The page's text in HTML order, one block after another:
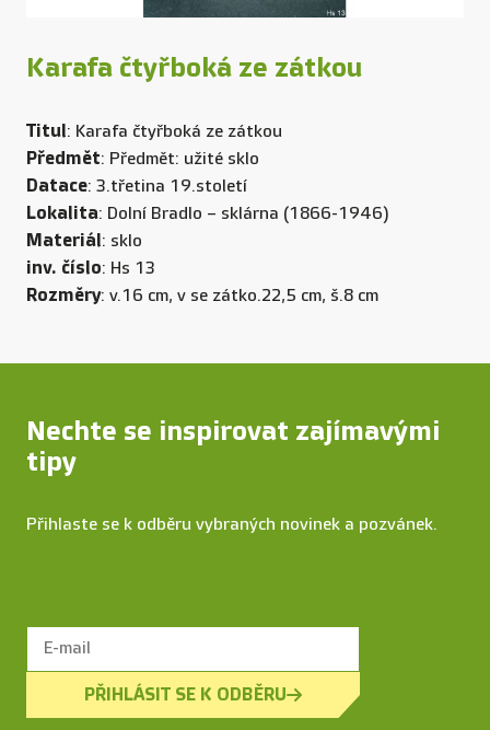
Karafa čtyřboká ze zátkou
Titul: Karafa čtyřboká ze zátkou
Předmět: Předmět: užité sklo
Datace: 3.třetina 19.století
Lokalita: Dolní Bradlo – sklárna (1866-1946)
Materiál: sklo
inv. číslo: Hs 13
Rozměry: v.16 cm, v se zátko.22,5 cm, š.8 cm
Nechte se inspirovat zajímavými
tipy
Přihlaste se k odběru vybraných novinek a pozvánek.
PŘIHLÁSIT SE K ODBĚRU